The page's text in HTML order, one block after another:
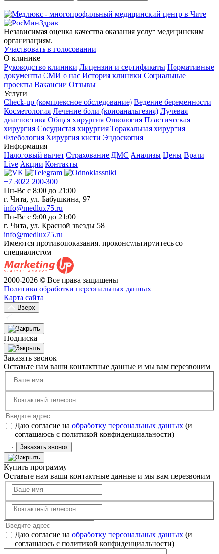
Независимая оценка качества оказания услуг медицинским
организациям.
Участвовать в голосовании
О клинике
Руководство клиники Лицензии и сертификаты Нормативные
документы СМИ о нас История клиники Социальные
проекты Вакансии Отзывы
Услуги
Check-up (комплексное обследование) Ведение беременности
Косметология Лечение боли (криоанальгезия) Лучевая
диагностика Общая хирургия Онкология Пластическая
хирургия Сосудистая хирургия Торакальная хирургия
Флебология Хирургия кисти Эндоскопия
Информация
Налоговый вычет Страхование ДМС Анализы Цены Врачи
Live Акции Контакты
+7 3022 200-300
Пн-Вс с 8:00 до 21:00
г. Чита, ул. Бабушкина, 97
info@medlux75.ru
Пн-Вс с 9:00 до 21:00
г. Чита, ул. Красной звезды 58
info@medlux75.ru
Имеются противопоказания. проконсультируйтесь со
специалистом
2000-2026 © Все права защищены
Политика обработки персональных данных
Карта сайта
Вверх
Подписка
Заказать звонок
Оставьте нам ваши контактные данные и мы вам перезвоним
Даю согласие на обработку персональных данных(и
соглашаюсь с политикой конфиденциальности).
Заказать звонок
Купить программу
Оставьте нам ваши контактные данные и мы вам перезвоним
Даю согласие на обработку персональных данных(и
соглашаюсь с политикой конфиденциальности).